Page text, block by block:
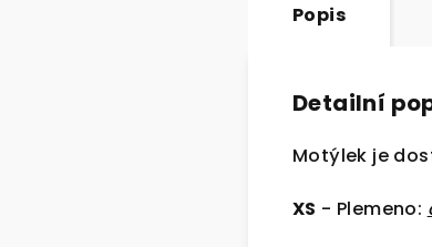
Popis
Detailní
Motýlek je
XS - Plemeno: